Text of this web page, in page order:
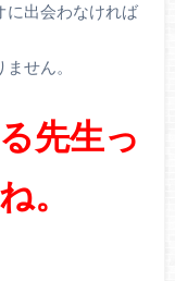
に出会わなければ
せん。
先生っ
。